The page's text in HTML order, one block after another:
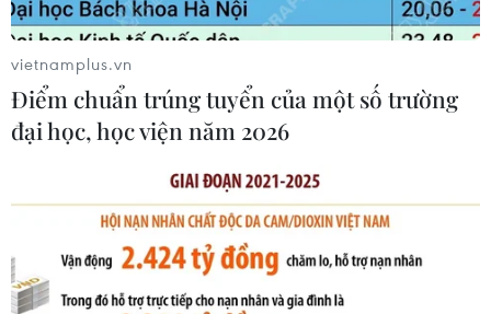
tay giữa Mỹ-Nhật?
04/08/2026 14:11
vietnamplus.vn
Điểm chuẩn trúng tuyển của một số trường
đại học, học viện năm 2026